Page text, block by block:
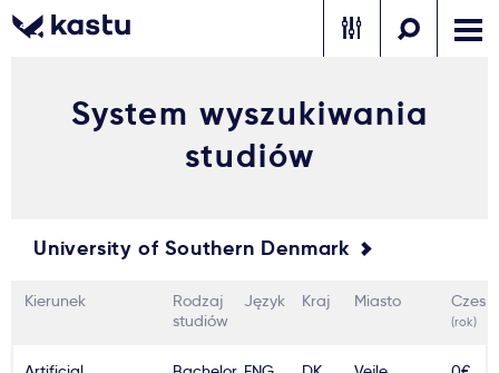
Powiadomienia
Formularz aplikacyjny
Zadzwoń Bezpłatne konsultacje Kontakt
System wyszukiwania
studiów
University of Southern Denmark
Kierunek
Rodzaj
studiów
Język Kraj Miasto
(rok)